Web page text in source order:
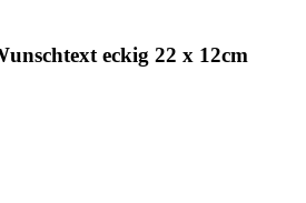
eckig 22 x 12cm